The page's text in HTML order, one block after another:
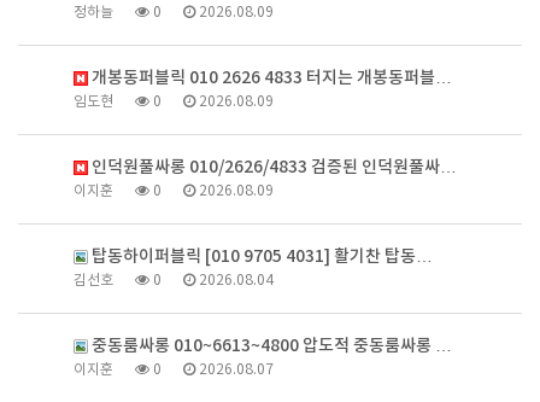
정하늘 0 2026.08.09
개봉동퍼블릭 010 2626 4833 터지는 개봉동퍼블…
임도현 0 2026.08.09
인덕원풀싸롱 010/2626/4833 검증된 인덕원풀싸…
이지훈 0 2026.08.09
탑동하이퍼블릭 [010 9705 4031] 활기찬 탑동…
김선호 0 2026.08.04
중동룸싸롱 010~6613~4800 압도적 중동룸싸롱 …
이지훈 0 2026.08.07